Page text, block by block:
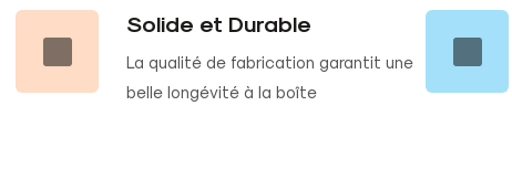
Solide et Durable
La qualité de fabrication garantit une
belle longévité à la boîte